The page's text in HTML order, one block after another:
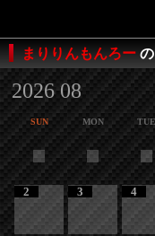
まりりんもんろー
2026 08
SUN MON TUE
2 3 4